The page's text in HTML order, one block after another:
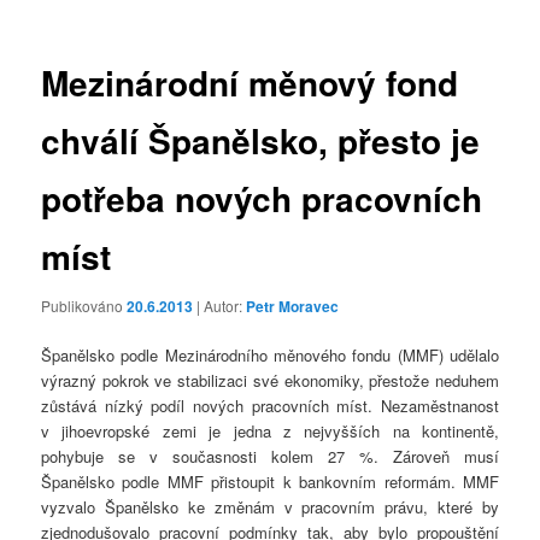
Mezinárodní měnový fond
chválí Španělsko, přesto je
potřeba nových pracovních
míst
Publikováno20.6.2013 | Autor: Petr Moravec
Španělsko podle Mezinárodního měnového fondu (MMF) udělalo
výrazný pokrok ve stabilizaci své ekonomiky, přestože neduhem
zůstává nízký podíl nových pracovních míst. Nezaměstnanost
v jihoevropské zemi je jedna z nejvyšších na kontinentě,
pohybuje se v současnosti kolem 27 %. Zároveň musí
Španělsko podle MMF přistoupit k bankovním reformám. MMF
vyzvalo Španělsko ke změnám v pracovním právu, které by
zjednodušovalo pracovní podmínky tak, aby bylo propouštění